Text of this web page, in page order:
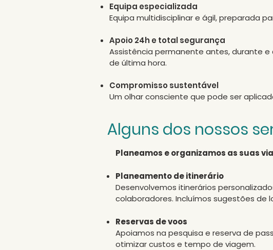
Equipa especializada
Equipa multidisciplinar e ágil, preparada
Apoio 24h e total segurança
Assistência permanente antes, durante
de última hora.
Compromisso sustentável
​Um olhar consciente que pode ser
Alguns dos nossos
Planeamos e organizamos as suas
​Planeamento de itinerário
Desenvolvemos itinerários
colaboradores. Incluímos sugestões de
Reservas de voos
Apoiamos na pesquisa e reserva de
otimizar custos e tempo de viagem.